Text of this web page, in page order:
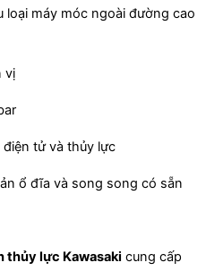
loại máy móc ngoài đường cao
vị
tử và thủy lực
ổ đĩa và song song có sẵn
thủy lực Kawasaki cung cấp